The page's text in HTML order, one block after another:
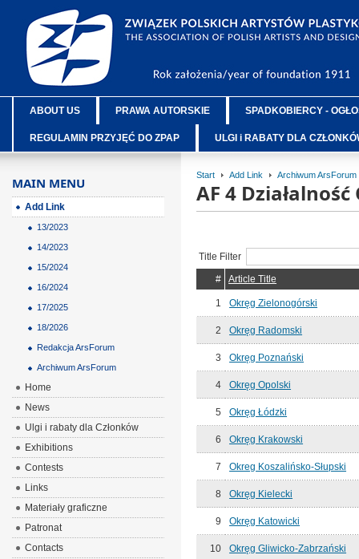
ABOUT US PRAWA AUTORSKIE SPADKOBIERCY -
REGULAMIN PRZYJĘĆ DO ZPAP ULGI i RABATY DLA
Start Add Link Archiwum ArsForum
AF 4
Title Filter
#
Article Title
1 Okręg Zielonogórski
2 Okręg Radomski
3 Okręg Poznański
4 Okręg Opolski
5 Okręg Łódzki
6 Okręg Krakowski
7 Okreg Koszalińsko-Słupski
8 Okręg Kielecki
9 Okręg Katowicki
10 Okręg Gliwicko-Zabrzański
MAIN MENU
Add Link
13/2023
14/2023
15/2024
16/2024
17/2025
18/2026
Redakcja ArsForum
Archiwum ArsForum
Home
News
Ulgi i rabaty dla Członków
Exhibitions
Contests
Links
Materiały graficzne
Patronat
Contacts